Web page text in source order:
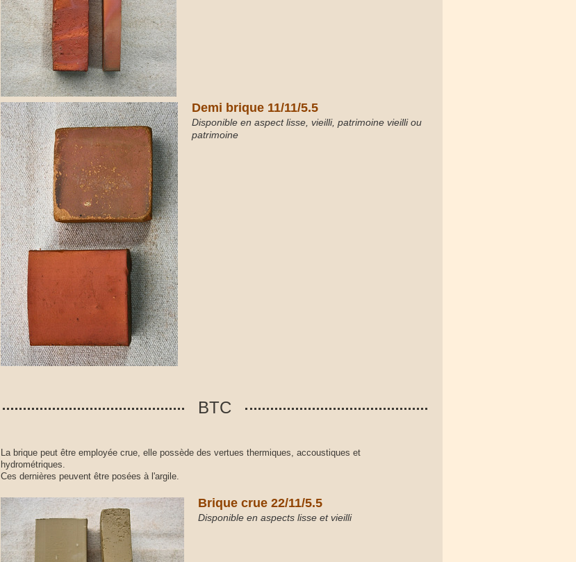
Demi brique 11/11/5.5
Disponible en aspect lisse, vieilli, patrimoine vieilli ou
patrimoine
BTC
La brique peut être employée crue, elle possède des vertues thermiques, accoustiques et
hydrométriques.
Ces dernières peuvent être posées à l'argile.
Brique crue 22/11/5.5
Disponible en aspects lisse et vieilli